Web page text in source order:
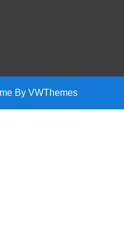
By VWThemes